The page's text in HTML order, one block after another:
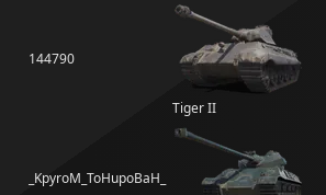
144790
Tiger II
_KpyroM_ToHupoBaH_